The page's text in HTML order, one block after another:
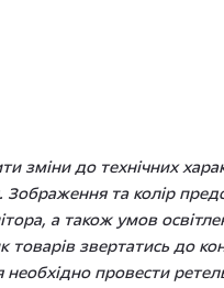
до технічних
та колір
а також умов
товарів звертатись до
провести